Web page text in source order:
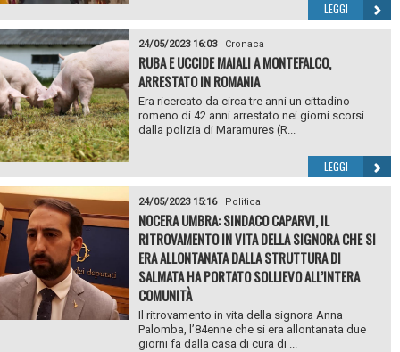
LEGGI
24/05/2023 16:03| Cronaca
RUBA E UCCIDE MAIALI A MONTEFALCO,
ARRESTATO IN ROMANIA
Era ricercato da circa tre anni un cittadino
romeno di 42 anni arrestato nei giorni scorsi
dalla polizia di Maramures (R...
LEGGI
24/05/2023 15:16| Politica
NOCERA UMBRA: SINDACO CAPARVI, IL
RITROVAMENTO IN VITA DELLA SIGNORA CHE SI
ERA ALLONTANATA DALLA STRUTTURA DI
SALMATA HA PORTATO SOLLIEVO ALL’INTERA
COMUNITÀ
Il ritrovamento in vita della signora Anna
Palomba, l’84enne che si era allontanata due
giorni fa dalla casa di cura di ...